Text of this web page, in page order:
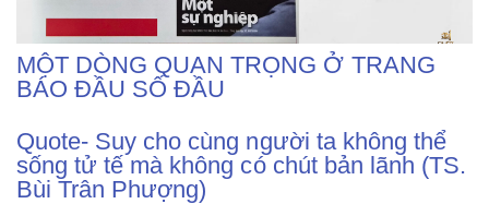
MỘT DÒNG QUAN TRỌNG Ở TRANG
BÁO ĐẦU SỐ ĐẦU
Quote- Suy cho cùng người ta không thể
sống tử tế mà không có chút bản lãnh (TS.
Bùi Trân Phượng)